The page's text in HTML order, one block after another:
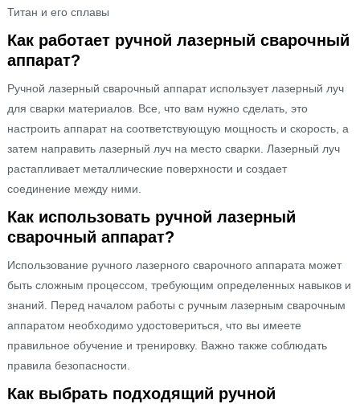
Титан и его сплавы
Как работает ручной лазерный сварочный
аппарат?
Ручной лазерный сварочный аппарат использует лазерный луч
для сварки материалов. Все, что вам нужно сделать, это
настроить аппарат на соответствующую мощность и скорость, а
затем направить лазерный луч на место сварки. Лазерный луч
растапливает металлические поверхности и создает
соединение между ними.
Как использовать ручной лазерный
сварочный аппарат?
Использование ручного лазерного сварочного аппарата может
быть сложным процессом, требующим определенных навыков и
знаний. Перед началом работы с ручным лазерным сварочным
аппаратом необходимо удостовериться, что вы имеете
правильное обучение и тренировку. Важно также соблюдать
правила безопасности.
Как выбрать подходящий ручной